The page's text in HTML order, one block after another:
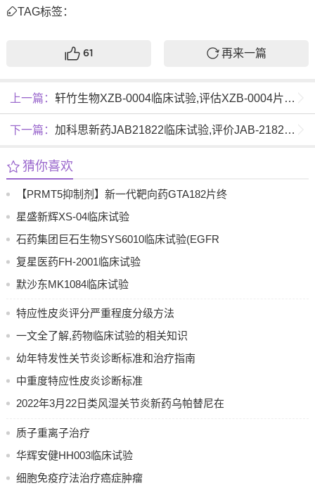
TAG标签：
61 再来一篇
上一篇： 轩竹生物XZB-0004临床试验,评估XZB-0004片治疗实体瘤安全性、耐受性、药代动力学特征和有效性的I期临床试验
下一篇： 加科思新药JAB21822临床试验,评价JAB-21822片联合JAB-3312治疗KRASp.G12C突变的晚期实体瘤安全性、耐受性、药代动力学和抗肿瘤活性的I/IIa期临床试验
猜你喜欢
【PRMT5抑制剂】新一代靶向药GTA182片终
于启动临床,开始招募实体瘤患者啦!
星盛新辉XS-04临床试验
石药集团巨石生物SYS6010临床试验(EGFR
及ALK野生型晚期非小细胞肺癌和其他晚期实
体瘤)
复星医药FH-2001临床试验
默沙东MK1084临床试验
特应性皮炎评分严重程度分级方法
一文全了解,药物临床试验的相关知识
幼年特发性关节炎诊断标准和治疗指南
中重度特应性皮炎诊断标准
2022年3月22日类风湿关节炎新药乌帕替尼在
中国获批上市
质子重离子治疗
华辉安健HH003临床试验
细胞免疫疗法治疗癌症肿瘤